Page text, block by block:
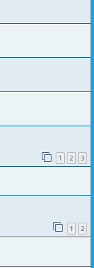
1 2 3
1 2